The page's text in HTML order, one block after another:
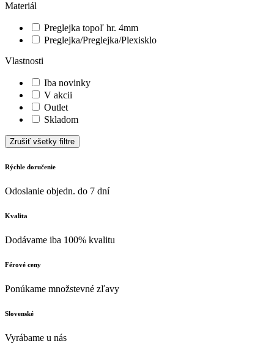
Materiál
Preglejka topoľ hr. 4mm
Preglejka/Preglejka/Plexisklo
Vlastnosti
Iba novinky
V akcii
Outlet
Skladom
Zrušiť všetky filtre
Rýchle doručenie
Odoslanie objedn. do 7 dní
Kvalita
Dodávame iba 100% kvalitu
Férové ceny
Ponúkame množstevné zľavy
Slovenské
Vyrábame u nás